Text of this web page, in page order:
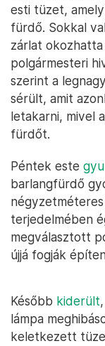
esti tüzet,
fürdő. Sokkal
zárlat
polgármesteri
szerint a
sérült, amit
letakarni, mivel
fürdőt.
Péntek este
barlangfürdő
terjedelmében
megválasztott
újjá fogják
Később kiderült
lámpa
keletkezett